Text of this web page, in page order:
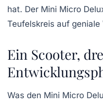
hat. Der Mini Micro
Teufelskreis auf geniale
Ein Scooter,
Was den Mini Micro